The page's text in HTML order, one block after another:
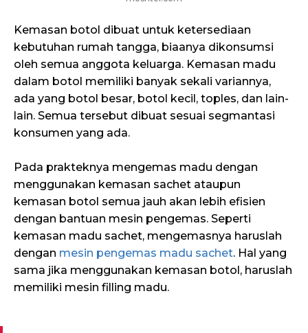
Kemasan botol dibuat untuk ketersediaan
kebutuhan rumah tangga, biaanya dikonsumsi
oleh semua anggota keluarga. Kemasan madu
dalam botol memiliki banyak sekali variannya,
ada yang botol besar, botol kecil, toples, dan lain-
lain. Semua tersebut dibuat sesuai segmantasi
konsumen yang ada.
Pada prakteknya mengemas madu dengan
menggunakan kemasan sachet ataupun
kemasan botol semua jauh akan lebih efisien
dengan bantuan mesin pengemas. Seperti
kemasan madu sachet, mengemasnya haruslah
dengan mesin pengemas madu sachet. Hal yang
sama jika menggunakan kemasan botol, haruslah
memiliki mesin filling madu.